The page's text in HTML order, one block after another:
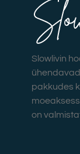
Slowlivin
ühendavad
pakkudes
on